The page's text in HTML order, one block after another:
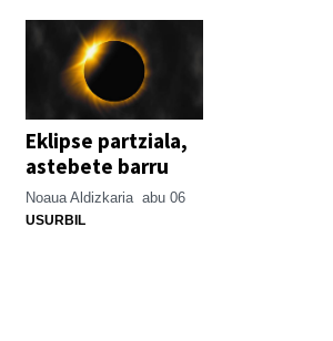
Eklipse partziala,
astebete barru
Noaua Aldizkaria abu 06
USURBIL